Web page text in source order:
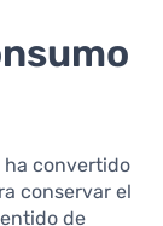
ha convertido
conservar el
de